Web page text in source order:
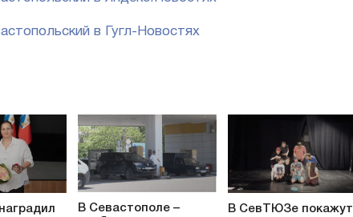
в Гугл-Новостях
В Севастополе –
В СевТЮЗе покажут